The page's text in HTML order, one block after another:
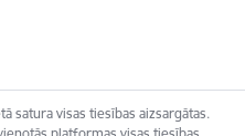
satura visas tiesības aizsargātas.